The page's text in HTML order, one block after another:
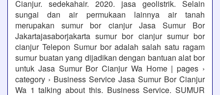
Cianjur. sedekahair. 2020. jasa geolistrik. Selain
sungai dan air permukaan lainnya air tanah
merupakan sumur bor cianjur Jasa Sumur Bor
Jakartajasaborjakarta sumur bor cianjur sumur bor
cianjur Telepon Sumur bor adalah salah satu ragam
sumur buatan yang dijadikan dengan bantuan alat bor
untuk Jasa Sumur Bor Cianjur Wa Home | pages ›
category › Business Service Jasa Sumur Bor Cianjur
Wa 1 talking about this. Business Service. SUMUR